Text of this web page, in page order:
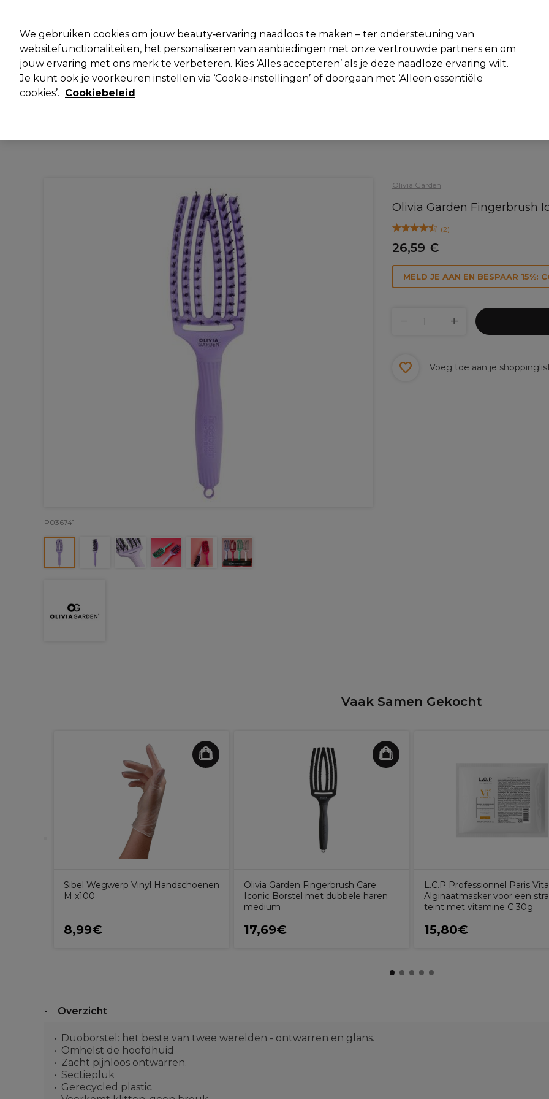
Merken Deals Haar Elektra Beauty Salon interieur Mannen Vegan Nieuwe producten
Volgende dag geleverd*
Olivia Garden
Olivia Garden Fingerbrush
(2)
26,59 €
P036741
MELD JE AAN EN BESPAAR 15%:
Voeg toe aan je
Vaak Samen Gekocht
Sibel Wegwerp Vinyl Handschoenen
M x100
8,99€
Olivia Garden Fingerbrush Care
Iconic Borstel met dubbele haren
medium
17,69€
L.C.P Professionnel Paris
Alginaatmasker voor een
teint met vitamine C 30g
15,80€
Overzicht
Duoborstel: het beste van twee werelden - ontwarren en glans.
Omhelst de hoofdhuid
Zacht pijnloos ontwarren.
Sectiepluk
Gerecycled plastic
We gebruiken cookies om jouw beauty‑ervaring naadloos te maken – ter ondersteuning van
websitefunctionaliteiten, het personaliseren van aanbiedingen met onze vertrouwde partners en om
jouw ervaring met ons merk te verbeteren. Kies ‘Alles accepteren’ als je deze naadloze ervaring wilt.
Je kunt ook je voorkeuren instellen via ‘Cookie‑instellingen’ of doorgaan met ‘Alleen essentiële
cookies’. Cookiebeleid